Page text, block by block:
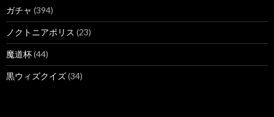
ガチャ (394)
ノクトニアポリス (23)
魔道杯(44)
黒ウィズクイズ(34)